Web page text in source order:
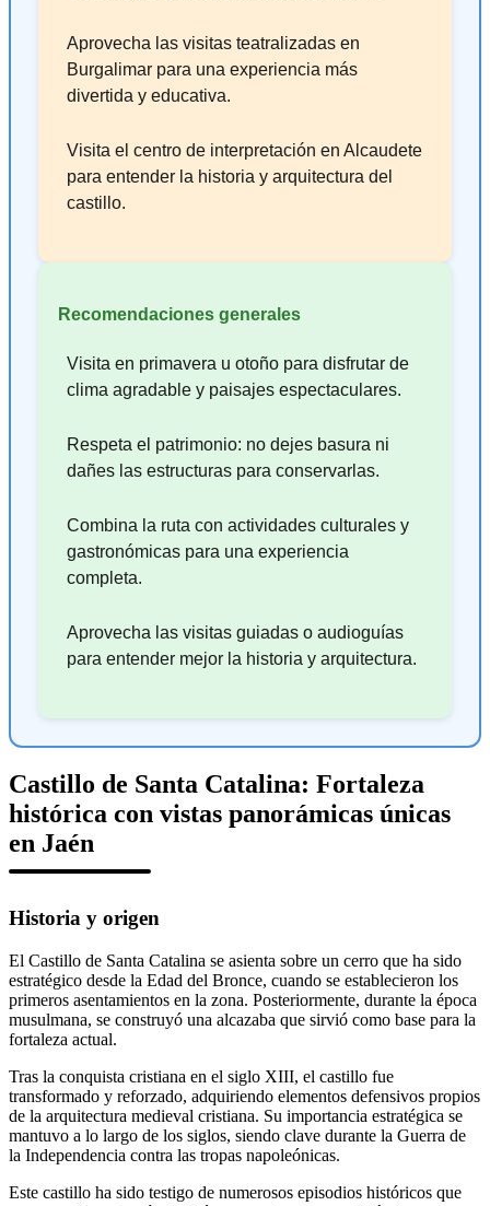
Aprovecha las visitas teatralizadas en
Burgalimar para una experiencia más
divertida y educativa.
Visita el centro de interpretación en Alcaudete
para entender la historia y arquitectura del
castillo.
Recomendaciones generales
Visita en primavera u otoño para disfrutar de
clima agradable y paisajes espectaculares.
Respeta el patrimonio: no dejes basura ni
dañes las estructuras para conservarlas.
Combina la ruta con actividades culturales y
gastronómicas para una experiencia
completa.
Aprovecha las visitas guiadas o audioguías
para entender mejor la historia y arquitectura.
Castillo de Santa Catalina: Fortaleza
histórica con vistas panorámicas únicas
en Jaén
Historia y origen
El Castillo de Santa Catalina se asienta sobre un cerro que ha sido
estratégico desde la Edad del Bronce, cuando se establecieron los
primeros asentamientos en la zona. Posteriormente, durante la época
musulmana, se construyó una alcazaba que sirvió como base para la
fortaleza actual.
Tras la conquista cristiana en el siglo XIII, el castillo fue
transformado y reforzado, adquiriendo elementos defensivos propios
de la arquitectura medieval cristiana. Su importancia estratégica se
mantuvo a lo largo de los siglos, siendo clave durante la Guerra de
la Independencia contra las tropas napoleónicas.
Este castillo ha sido testigo de numerosos episodios históricos que